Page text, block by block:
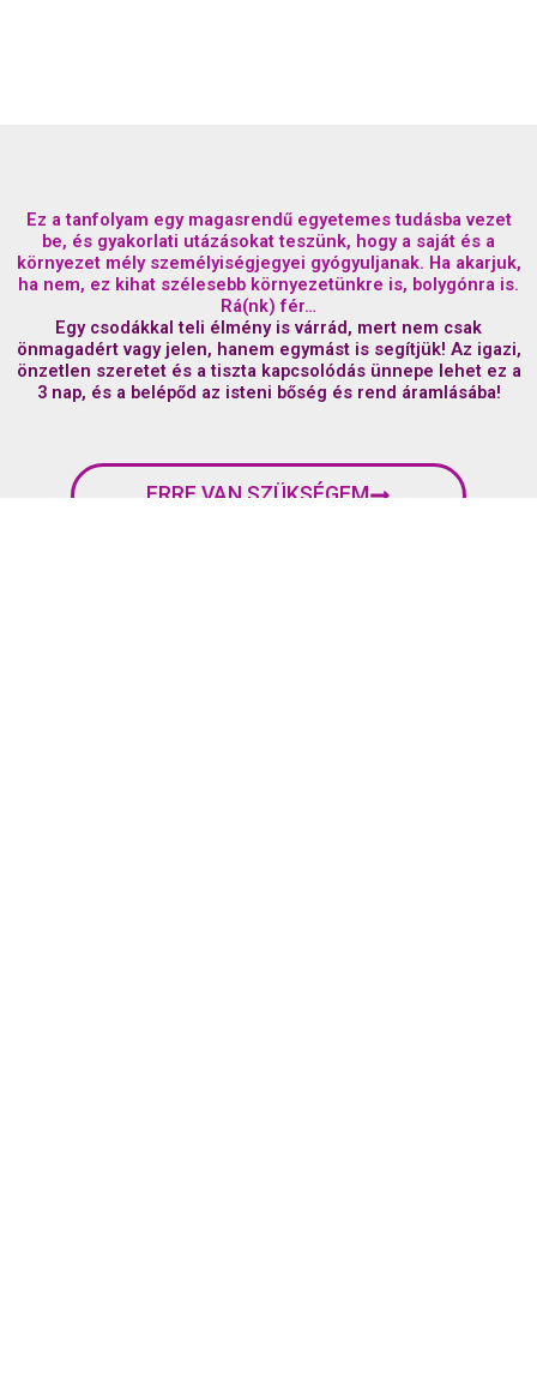
Ez a tanfolyam egy magasrendű egyetemes tudásba vezet
be, és gyakorlati utázásokat teszünk, hogy a saját és a
környezet mély személyiségjegyei gyógyuljanak. Ha akarjuk,
ha nem, ez kihat szélesebb környezetünkre is, bolygónra is.
Rá(nk) fér…
Egy csodákkal teli élmény is várrád, mert nem csak
önmagadért vagy jelen, hanem egymást is segítjük! Az igazi,
önzetlen szeretet és a tiszta kapcsolódás ünnepe lehet ez a
3 nap, és a belépőd az isteni bőség és rend áramlásába!
ERRE VAN SZÜKSÉGEM